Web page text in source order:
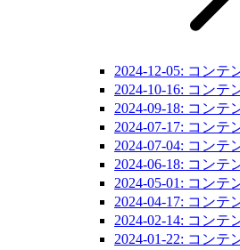
2024-12-05: コンテ
2024-10-16: コンテ
2024-09-18: コンテ
2024-07-17: コンテ
2024-07-04: コンテ
2024-06-18: コンテ
2024-05-01: コンテ
2024-04-17: コンテ
2024-02-14: コンテ
2024-01-22: コンテ